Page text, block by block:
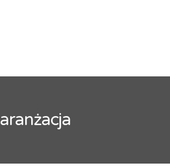
aranżacja
kafle
natur